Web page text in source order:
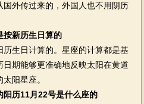
外传过来的，外国人也不用阴历
按新历生日算的
生日计算的。星座的计算都是基
期能够更准确地反映太阳在黄道
阳星座。
阳历11月22号是什么座的